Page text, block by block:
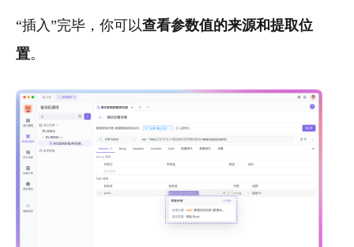
“插入”完毕，你可以查看参数值的来源和提取位
置。